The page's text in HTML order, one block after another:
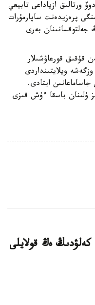
ورتالىق ازياداعى تابيعي
پرەزيدەنت ساپارمۇرات
2006-جىلدىڭ جەلتوقسانىنان بەرى
قۇقىق قورعاۋشىلار
ويلايتىنداردى
جاساماعانىن ايتادى.
ۇلىنان باسقا ءۇش قىزى
ەڭ قولايلى